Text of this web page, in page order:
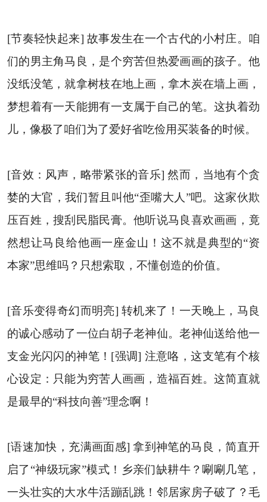
[节奏轻快起来] 故事发生在一个古代的小村庄。咱
们的男主角马良，是个穷苦但热爱画画的孩子。他
没纸没笔，就拿树枝在地上画，拿木炭在墙上画，
梦想着有一天能拥有一支属于自己的笔。这执着劲
儿，像极了咱们为了爱好省吃俭用买装备的时候。
[音效：风声，略带紧张的音乐] 然而，当地有个贪
婪的大官，我们暂且叫他“歪嘴大人”吧。这家伙欺
压百姓，搜刮民脂民膏。他听说马良喜欢画画，竟
然想让马良给他画一座金山！这不就是典型的“资
本家”思维吗？只想索取，不懂创造的价值。
[音乐变得奇幻而明亮] 转机来了！一天晚上，马良
的诚心感动了一位白胡子老神仙。老神仙送给他一
支金光闪闪的神笔！[强调] 注意咯，这支笔有个核
心设定：只能为穷苦人画画，造福百姓。这简直就
是最早的“科技向善”理念啊！
[语速加快，充满画面感] 拿到神笔的马良，简直开
启了“神级玩家”模式！乡亲们缺耕牛？唰唰几笔，
一头壮实的大水牛活蹦乱跳！邻居家房子破了？毛